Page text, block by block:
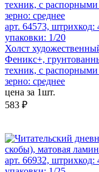
арт. 64573, штрихкод:
упаковки: 1/20
Холст
Феникс+,
техник, с
зерно: среднее
цена за 1шт.
583 ₽
арт. 66932, штрихкод: